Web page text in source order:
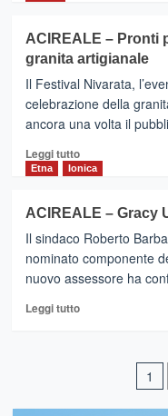
protocollo
di
intesa
di
Fiume
e
Acireale
–
Aperti
solarium
di
Pozzillo
e
ACIREALE – Pronti
granita artigianale
Il Festival Nivarata,
celebrazione della
ancora una volta il
Leggi tuttoLeggi
di
ACIREALE
–
Pronti
Nivarata
2025
Etna Ionica
ACIREALE – Gracy
Il sindaco Roberto
nominato componente
nuovo assessore ha
Leggi tuttoLeggi
Gracy
1